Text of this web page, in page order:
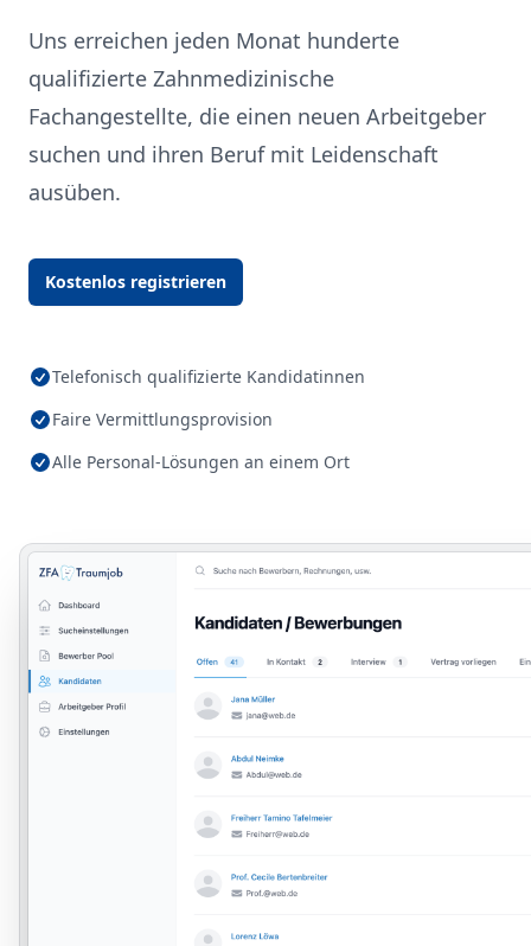
Uns erreichen jeden Monat hunderte
qualifizierte Zahnmedizinische
Fachangestellte, die einen neuen Arbeitgeber
suchen und ihren Beruf mit Leidenschaft
ausüben.
Kostenlos registrieren
Telefonisch qualifizierte Kandidatinnen
Faire Vermittlungsprovision
Alle Personal-Lösungen an einem Ort